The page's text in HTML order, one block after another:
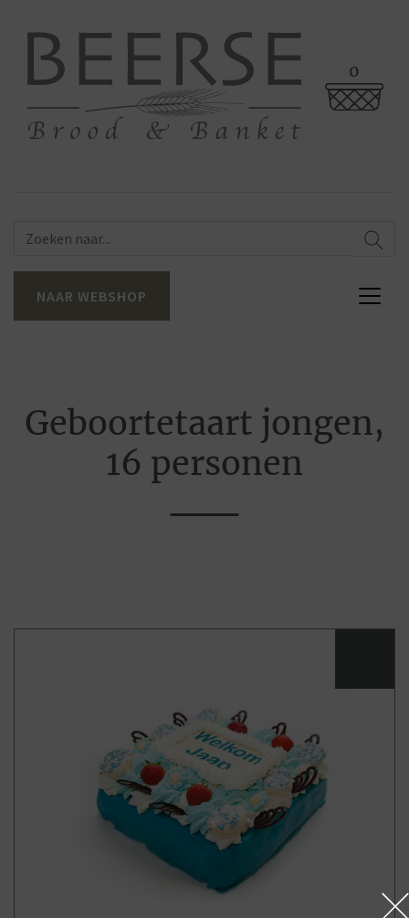
0
NAAR WEBSHOP
Geboortetaart jongen,
16 personen